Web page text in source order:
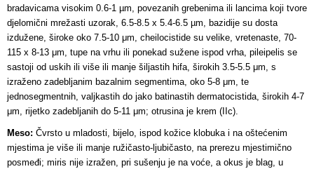
bradavicama visokim 0.6-1 µm, povezanih grebenima ili lancima koji tvore
djelomični mrežasti uzorak, 6.5-8.5 x 5.4-6.5 µm, bazidije su dosta
izdužene, široke oko 7.5-10 μm, cheilocistide su velike, vretenaste, 70-
115 x 8-13 μm, tupe na vrhu ili ponekad sužene ispod vrha, pileipelis se
sastoji od uskih ili više ili manje šiljastih hifa, širokih 3.5-5.5 μm, s
izraženo zadebljanim bazalnim segmentima, oko 5-8 μm, te
jednosegmentnih, valjkastih do jako batinastih dermatocistida, širokih 4-7
μm, rijetko zadebljanih do 5-11 μm; otrusina je krem (IIc).
Meso: Čvrsto u mladosti, bijelo, ispod kožice klobuka i na oštećenim
mjestima je više ili manje ružičasto-ljubičasto, na prerezu mjestimično
posmeđi; miris nije izražen, pri sušenju je na voće, a okus je blag, u